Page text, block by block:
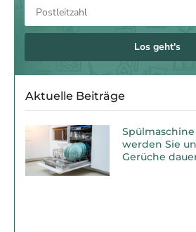
Los geht's
Aktuelle Beiträge
werden Sie
Gerüche